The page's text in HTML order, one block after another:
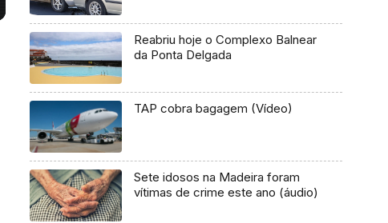
Reabriu hoje o Complexo Balnear
da Ponta Delgada
TAP cobra bagagem (Vídeo)
Sete idosos na Madeira foram
vítimas de crime este ano (áudio)